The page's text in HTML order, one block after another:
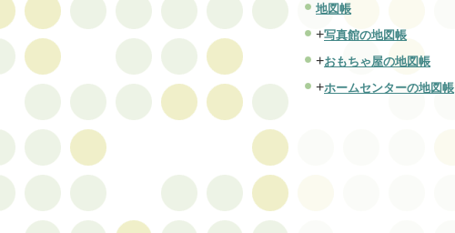
地図帳
+写真館の地図帳
+おもちゃ屋の地図帳
+ホームセンターの地図帳